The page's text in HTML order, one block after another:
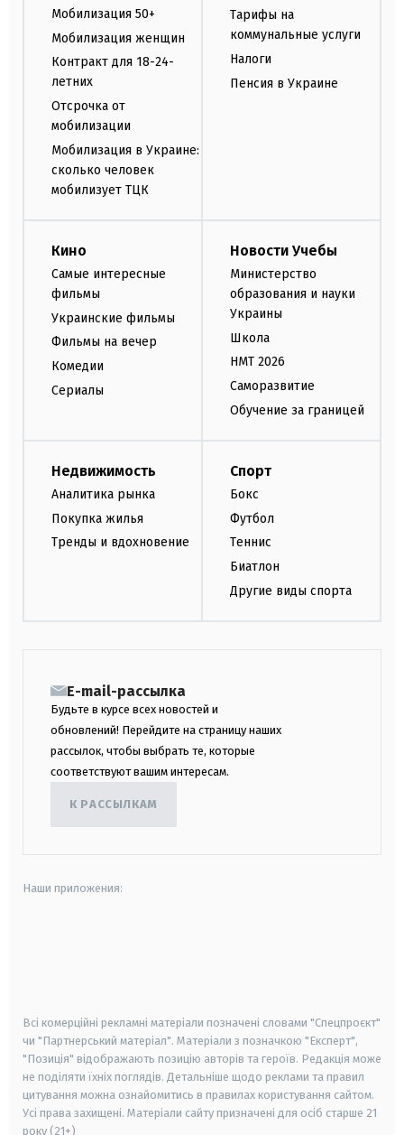
Мобилизация 50+
Мобилизация женщин
Контракт для 18-24-
летних
Отсрочка от
мобилизации
Мобилизация в Украине:
сколько человек
мобилизует ТЦК
Тарифы на
коммунальные услуги
Налоги
Пенсия в Украине
Кино
Самые интересные
фильмы
Украинские фильмы
Фильмы на вечер
Комедии
Сериалы
Новости Учебы
Министерство
образования и науки
Украины
Школа
НМТ 2026
Саморазвитие
Обучение за границей
Недвижимость
Аналитика рынка
Покупка жилья
Тренды и вдохновение
Спорт
Бокс
Футбол
Теннис
Биатлон
Другие виды спорта
E-mail-рассылка
Будьте в курсе всех новостей и
обновлений! Перейдите на страницу наших
рассылок, чтобы выбрать те, которые
соответствуют вашим интересам.
К РАССЫЛКАМ
Наши приложения:
Всі комерційні рекламні матеріали позначені словами "Спецпроєкт"
чи "Партнерський матеріал". Матеріали з позначкою "Експерт",
"Позиція" відображають позицію авторів та героїв. Редакція може
не поділяти їхніх поглядів. Детальніше щодо реклами та правил
цитування можна ознайомитись в правилах користування сайтом.
Усі права захищені. Матеріали сайту призначені для осіб старше 21
року (21+)